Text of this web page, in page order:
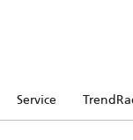
Service